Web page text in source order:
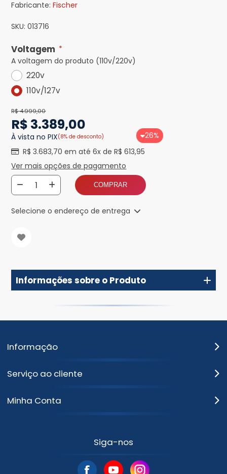
Fabricante: Fischer
SKU: 013716
Voltagem *
A voltagem do produto (110v/220v)
220v
110v/127v
R$ 4.999,00
R$ 3.389,00
À vista no PIX(8% de desconto)
R$ 3.683,70 em até 6x de R$ 613,95
Ver mais opções de pagamento
26%
COMPRAR
Selecione o endereço de entrega
Informações sobre o Produto
Informação
Serviço ao cliente
Minha Conta
Siga-nos